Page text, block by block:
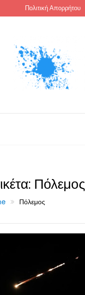
Πολιτική Απορρήτου
Πόλεμος
Πόλεμος